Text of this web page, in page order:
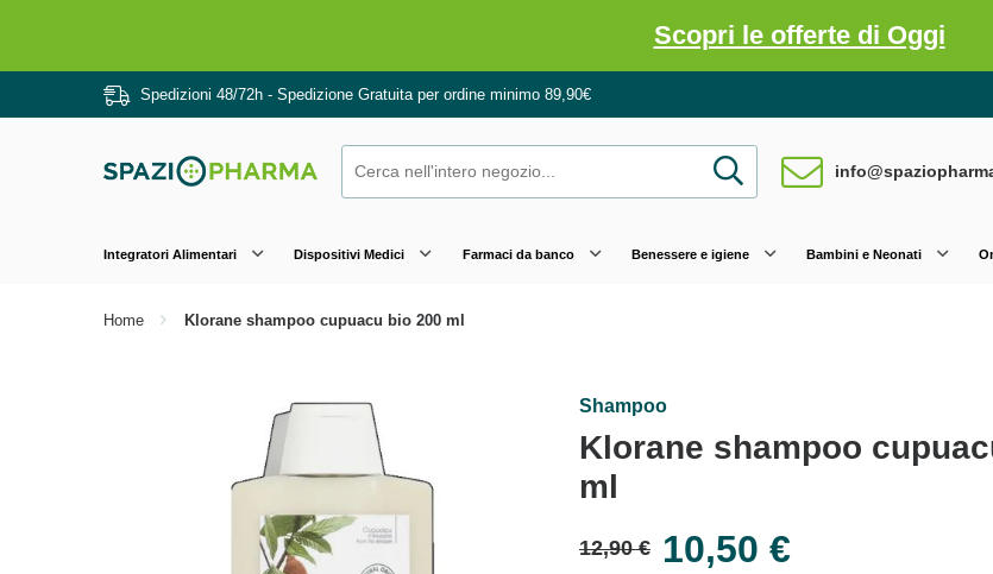
Spedizioni 48/72h - Spedizione Gratuita per ordine minimo 89,90€
Integratori Alimentari Dispositivi Medici Farmaci da banco Benessere e igiene Bambini e Neonati
Home Klorane shampoo cupuacu bio 200 ml
Shampoo
Klorane shampoo
ml
12,90 € 10,50 €
Drenanti e Pancia Piatta: Sconti fino al 55%
Salini e Multivitaminici: oggi Sconto extra